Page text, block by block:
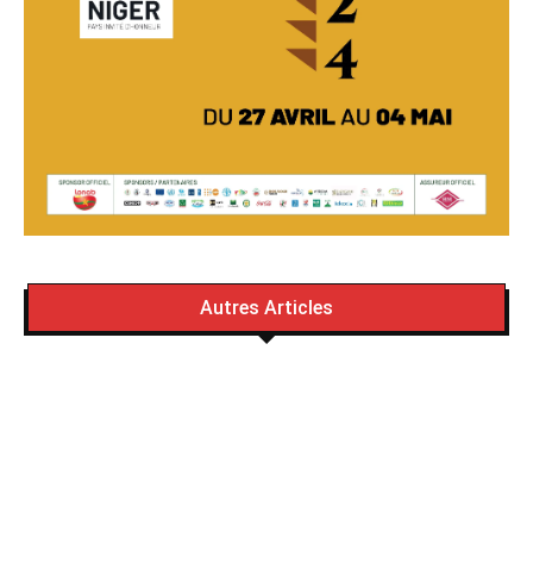
Autres Articles